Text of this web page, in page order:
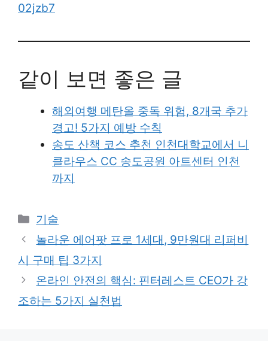
02jzb7
같이 보면 좋은 글
해외여행 메탄올 중독 위험, 8개국 추가
경고! 5가지 예방 수칙
송도 산책 코스 추천 인천대학교에서 니
클라우스 CC 송도공원 아트센터 인천
까지
Categories
기술
놀라운 에어팟 프로 1세대, 9만원대 리퍼비
시 구매 팁 3가지
온라인 안전의 핵심: 핀터레스트 CEO가 강
조하는 5가지 실천법